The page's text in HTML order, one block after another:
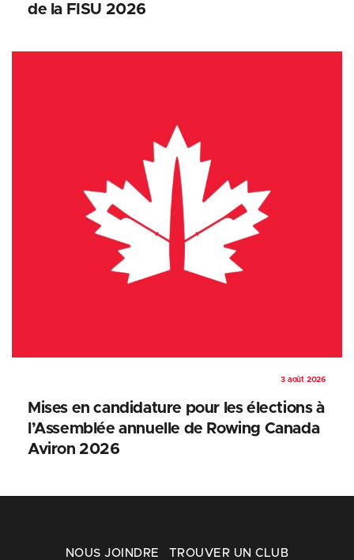
de la FISU 2026
3 août 2026
Mises en candidature pour les élections à
l’Assemblée annuelle de Rowing Canada
Aviron 2026
NOUS JOINDRE TROUVER UN CLUB